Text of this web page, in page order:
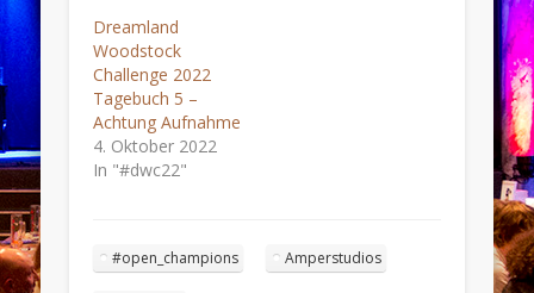
Dreamland
Woodstock
Challenge 2022
Tagebuch 5 –
Achtung Aufnahme
4. Oktober 2022
In "#dwc22"
#open_champions Amperstudios